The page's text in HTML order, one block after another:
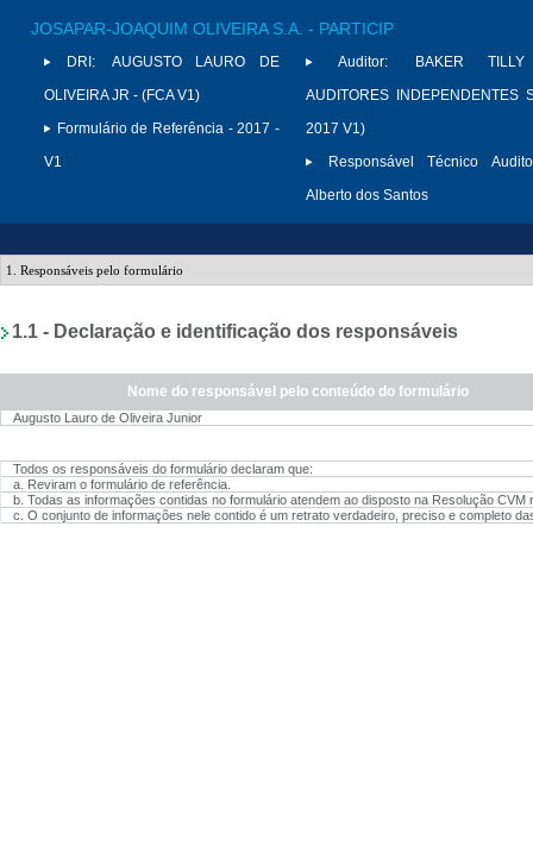
JOSAPAR-JOAQUIM OLIVEIRA S.A. - PARTICIP
DRI:
AUGUSTO LAURO DE
OLIVEIRA JR - (FCA V1)
Formulário de Referência - 2017 -
V1
Auditor:
BAKER
AUDITORES INDEPENDENTES
2017 V1)
Responsável Técnico
Alberto dos Santos